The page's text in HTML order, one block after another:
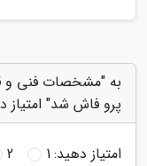
پرو فاش شد" امتیاز
امتیاز دهید:1
2